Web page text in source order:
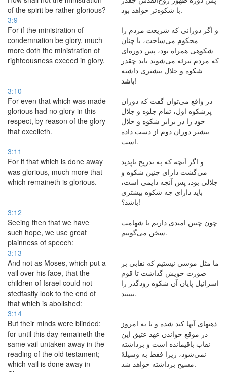
of the spirit be rather glorious?
با شكوه‌تر خواهد بود.
3:9
For if the ministration of
condemnation be glory, much
more doth the ministration of
righteousness exceed in glory.
و اگر دورانی كه شریعت مردم را
محكوم می‌ساخت، با چنان
شكوهی همراه بود، پس دوره‌ای
كه مردم تبرئه می‌شوند باید چقدر
شكوه و جلال بیشتری داشته
باشد!
3:10
For even that which was made
glorious had no glory in this
respect, by reason of the glory
that excelleth.
در واقع می‌توان گفت كه دوران
پرشكوه اول، تمام جلوه و جلال
خود را در برابر شكوه و جلال
بیشتر دوران دوم از دست داده
است.
3:11
For if that which is done away
was glorious, much more that
which remaineth is glorious.
و اگر آنچه كه به تدریج ناپدید
می‌گشت دارای چنین شكوه و
جلالی بود، پس آنچه دایمی است،
باید دارای چه شكوه بیشتری
باشد؟!
3:12
Seeing then that we have
such hope, we use great
plainness of speech:
چون چنین امیدی داریم با شهامت
سخن می‌گوییم.
3:13
And not as Moses, which put a
vail over his face, that the
children of Israel could not
stedfastly look to the end of
that which is abolished:
ما مثل موسی نیستیم كه نقابی بر
صورت خویش گذاشت تا قوم
اسرائیل پایان آن شكوه زودگذر را
نبینند.
3:14
But their minds were blinded:
for until this day remaineth the
same vail untaken away in the
reading of the old testament;
which vail is done away in
ذهنهای آنها كند شده و تا به امروز
در موقع خواندن عهد عتیق این
نقاب باقیمانده است و برداشته
نمی‌شود، زیرا فقط به وسیلهٔ
مسیح برداشته خواهد شد.